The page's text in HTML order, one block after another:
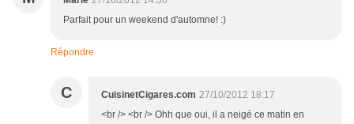
Parfait pour un weekend d'automne! :)
Répondre
C CuisinetCigares.com 27/10/2012 18:17
<br /> <br /> Ohh que oui, il a neigé ce matin en